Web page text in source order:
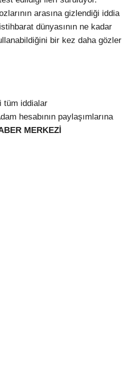
arasına gizlendiği iddia
dünyasının ne kadar
bir kez daha gözler
tüm iddialar
hesabının paylaşımlarına
MERKEZİ